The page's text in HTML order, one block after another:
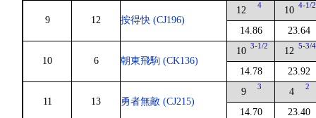
9 12 按得快 (CJ196)
12 4
14.86
10 4-1/2
23.64
10 6 朝東飛駒 (CK136)
10 3-1/2
14.78
12 5-3/4
23.92
11 13 勇者無敵 (CJ215)
9 3
14.70
4 2
23.40